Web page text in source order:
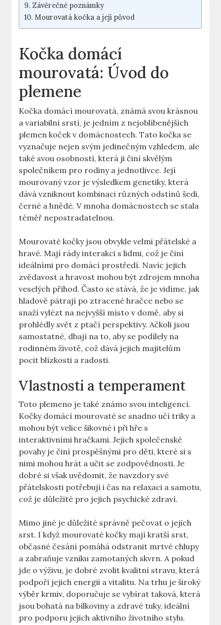
Závěrečné poznámky
Mourovatá kočka a její původ
Kočka domácí
mourovatá: Úvod do
plemene
Kočka domácí mourovatá, známá svou krásnou
a variabilní srstí, je jedním z nejoblíbenějších
plemen koček v domácnostech. Tato kočka se
vyznačuje nejen svým jedinečným vzhledem, ale
také svou osobností, která ji činí skvělým
společníkem pro rodiny a jednotlivce. Její
mourovaný vzor je výsledkem genetiky, která
dává vzniknout kombinaci různých odstínů šedi,
černé a hnědé. V mnoha domácnostech se stala
téměř nepostradatelnou.
Mourovaté kočky jsou obvykle velmi přátelské a
hravé. Mají rády interakci s lidmi, což je činí
ideálními pro domácí prostředí. Navíc jejich
zvědavost a hravost mohou být zdrojem mnoha
veselých příhod. Často se stává, že je vidíme, jak
hladově pátrají po ztracené hračce nebo se
snaží vylézt na nejvyšší místo v domě, aby si
prohlédly svět z ptačí perspektivy. Ačkoli jsou
samostatné, dbají na to, aby se podílely na
rodinném životě, což dává jejich majitelům
pocit blízkosti a radosti.
Vlastnosti a temperament
Toto plemeno je také známo svou inteligencí.
Kočky domácí mourovaté se snadno učí triky a
mohou být velice šikovné i při hře s
interaktivními hračkami. Jejich společenské
povahy je činí prospěšnými pro děti, které si s
nimi mohou hrát a učit se zodpovědnosti. Je
dobré si však uvědomit, že navzdory své
přátelskosti potřebují i čas na relaxaci a samotu,
což je důležité pro jejich psychické zdraví.
Mimo jiné je důležité správně pečovat o jejich
srst. I když mourovaté kočky mají kratší srst,
občasné česání pomáhá odstranit mrtvé chlupy
a zabraňuje vzniku zamotaných skvrn. A pokud
jde o výživu, je dobré zvolit kvalitní stravu, která
podpoří jejich energii a vitalitu. Na trhu je široký
výběr krmiv, doporučuje se vybírat taková, která
jsou bohatá na bílkoviny a zdravé tuky, ideální
pro podporu jejich aktivního životního stylu.